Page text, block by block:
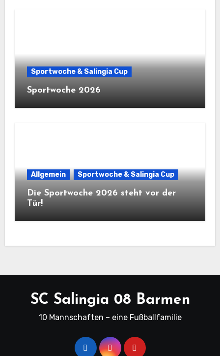
Sportwoche & Salingia Cup
Sportwoche 2026
Allgemein Sportwoche & Salingia Cup
Die Sportwoche 2026 steht vor der
Tür!
SC Salingia 08 Barmen
10 Mannschaften – eine Fußballfamilie